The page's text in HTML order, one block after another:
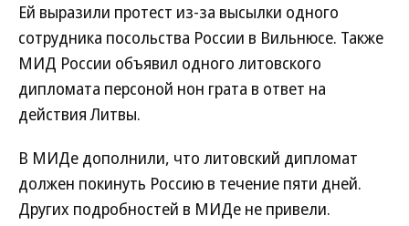
Ей выразили протест из-за высылки одного
сотрудника посольства России в Вильнюсе. Также
МИД России объявил одного литовского
дипломата персоной нон грата в ответ на
действия Литвы.
В МИДе дополнили, что литовский дипломат
должен покинуть Россию в течение пяти дней.
Других подробностей в МИДе не привели.